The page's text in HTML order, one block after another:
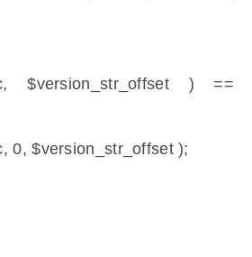
$version_str_offset ) ==
0, $version_str_offset );